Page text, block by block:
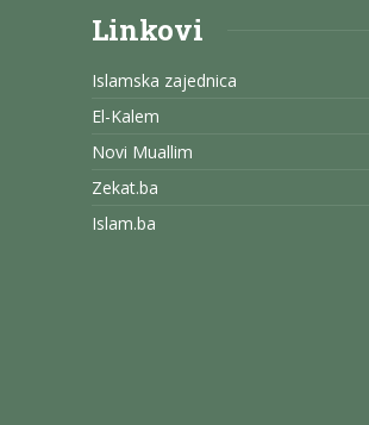
Linkovi
Islamska zajednica
El-Kalem
Novi Muallim
Zekat.ba
Islam.ba